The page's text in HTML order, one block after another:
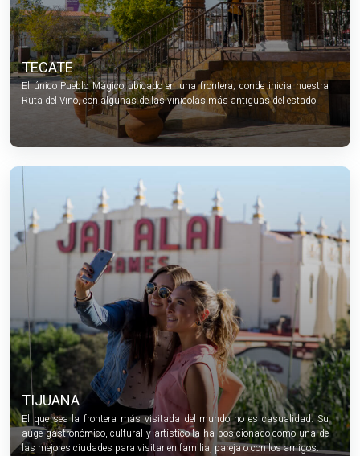
TECATE
El único Pueblo Mágico ubicado en una frontera; donde inicia nuestra
Ruta del Vino, con algunas de las vinícolas más antiguas del estado
TIJUANA
El que sea la frontera más visitada del mundo no es casualidad. Su
auge gastronómico, cultural y artístico la ha posicionado como una de
las mejores ciudades para visitar en familia, pareja o con los amigos.